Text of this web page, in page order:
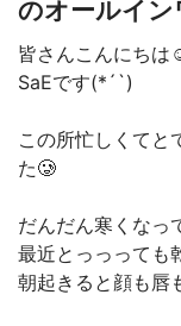
のオールイン
皆さんこんにちは
SaEです(*´`)
この所忙しくてと
た🥲
だんだん寒くなっ
最近とっっっても
朝起きると顔も唇